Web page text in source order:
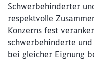
Schwerbehinderter
respektvolle
Konzerns fest
schwerbehinderte
bei gleicher Eignung